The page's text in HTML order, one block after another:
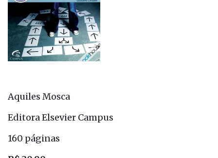
Aquiles Mosca
Editora Elsevier Campus
160 páginas